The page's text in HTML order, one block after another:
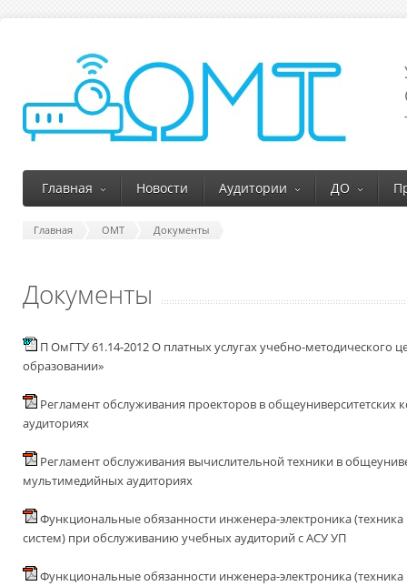
Главная Новости Аудитории ДО
Главная ОМТ Документы
Документы
П ОмГТУ 61.14-2012 О платных услугах учебно-методического
образовании»
Регламент обслуживания проекторов в
аудиториях
Регламент обслуживания вычислительной техники в
мультимедийных аудиториях
Функциональные обязанности инженера-электроника
систем) при обслуживанию учебных аудиторий с АСУ УП
Функциональные обязанности инженера-электроника